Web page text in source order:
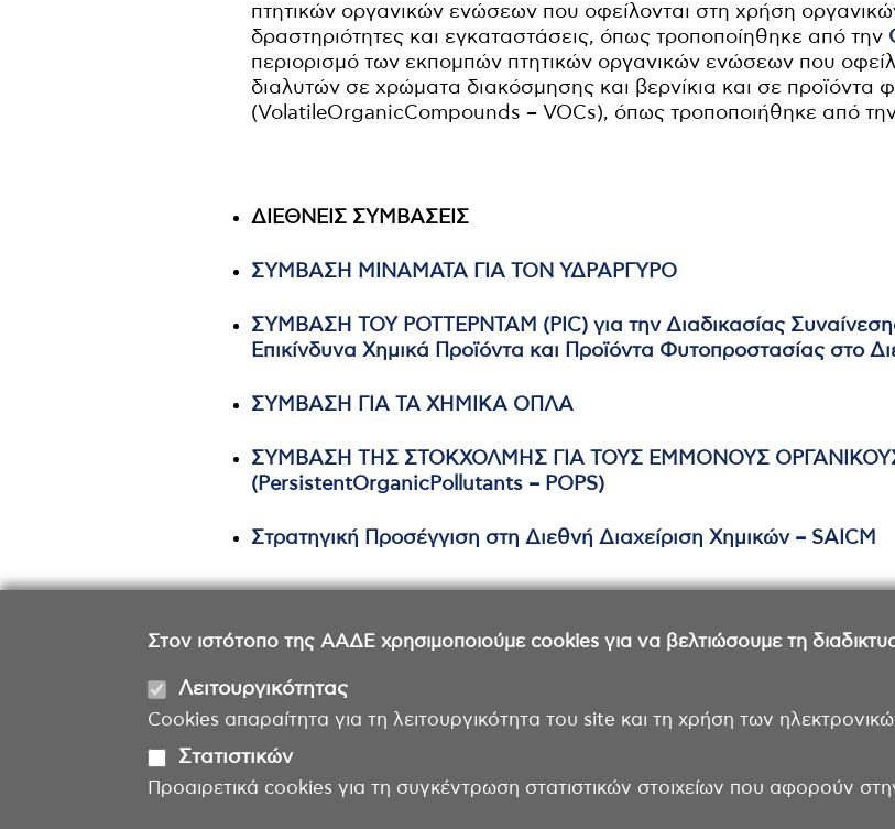
Στον ιστότοπο της ΑΑΔΕ χρησιμοποιούμε cookies για να βελτιώσουμε τη
Λειτουργικότητας
Cookies απαραίτητα για τη λειτουργικότητα του site και τη χρήση των
Στατιστικών
Προαιρετικά cookies για τη συγκέντρωση στατιστικών στοιχείων που αφορούν
πτητικών οργανικών ενώσεων που οφείλονται στη χρήση
δραστηριότητες και εγκαταστάσεις, όπως τροποποίηθηκε από την
περιορισμό των εκπομπών πτητικών οργανικών ενώσεων που
διαλυτών σε χρώματα διακόσμησης και βερνίκια και σε προϊόντα
(VolatileOrganicCompounds – VOCs), όπως τροποποιήθηκε από
ΔΙΕΘΝΕΙΣ ΣΥΜΒΑΣΕΙΣ
ΣΥΜΒΑΣΗ ΜΙΝΑΜΑΤΑ ΓΙΑ ΤΟΝ ΥΔΡΑΡΓΥΡΟ
ΣΥΜΒΑΣΗ ΤΟΥ ΡΟΤΤΕΡΝΤΑΜ (PIC) για την Διαδικασίας
Επικίνδυνα Χημικά Προϊόντα και Προϊόντα Φυτοπροστασίας στο
ΣΥΜΒΑΣΗ ΓΙΑ ΤΑ ΧΗΜΙΚΑ ΟΠΛΑ
ΣΥΜΒΑΣΗ ΤΗΣ ΣΤΟΚΧΟΛΜΗΣ ΓΙΑ ΤΟΥΣ ΕΜΜΟΝΟΥΣ
(PersistentOrganicPollutants – POPS)
Στρατηγική Προσέγγιση στη Διεθνή Διαχείριση Χημικών – SAICM